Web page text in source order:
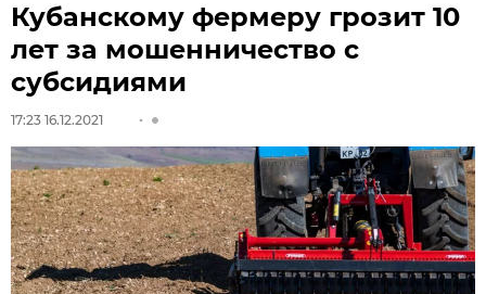
Кубанскому фермеру грозит 10
лет за мошенничество с
субсидиями
17:23 16.12.2021